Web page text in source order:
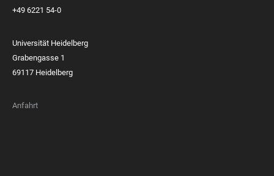
+49 6221 54-0
Universität Heidelberg
Grabengasse 1
69117 Heidelberg
Anfahrt